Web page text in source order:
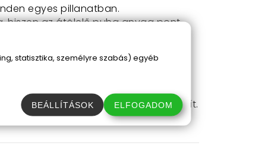
egyes pillanatban.
hiszen az átölelő puha anyag pont
élvezetesebb legyen az otthoni
anélkül, hogy a minőségéből veszít.
statisztika, személyre szabás) egyéb
BEÁLLÍTÁSOK ELFOGADOM